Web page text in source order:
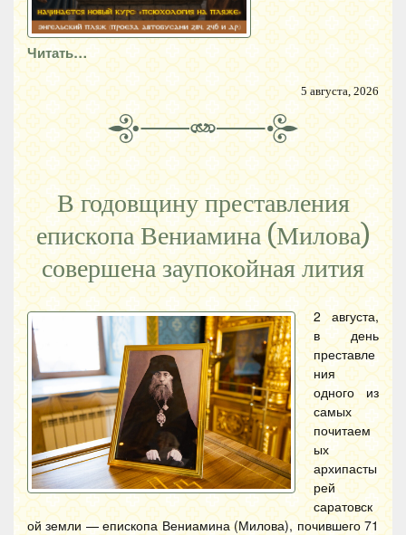
Читать…
5 августа, 2026
В годовщину преставления
епископа Вениамина (Милова)
совершена заупокойная лития
2 августа,
в день
преставле
ния
одного из
самых
почитаем
ых
архипасты
рей
саратовск
ой земли — епископа Вениамина (Милова), почившего 71